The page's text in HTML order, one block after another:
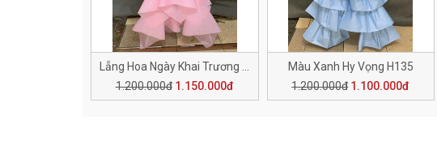
1.200.000đ 1.150.000đ
Màu Xanh Hy Vọng H135
1.200.000đ 1.100.000đ